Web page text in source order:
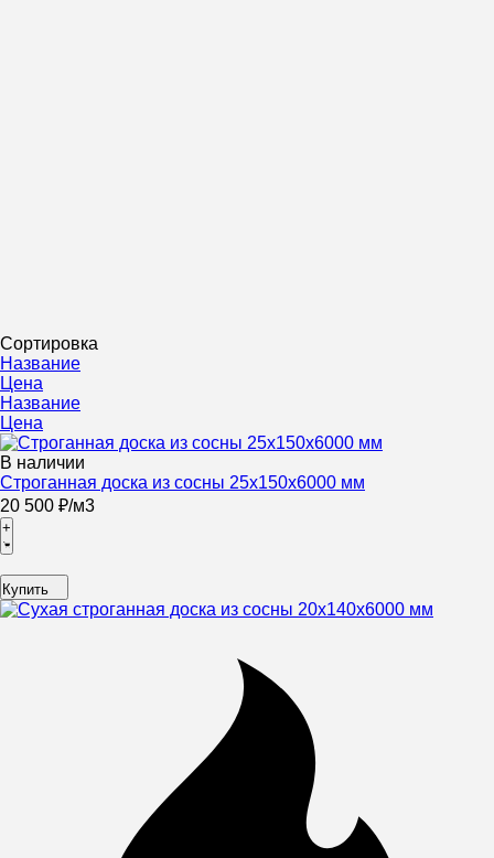
Сортировка
Название
Цена
Название
Цена
В наличии
Строганная доска из сосны 25х150х6000 мм
20 500 ₽/м3
+
Купить